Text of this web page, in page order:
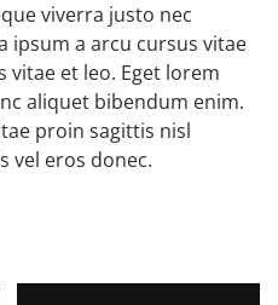
viverra justo nec
ipsum a arcu cursus vitae
vitae et leo. Eget lorem
aliquet bibendum enim.
proin sagittis nisl
vel eros donec.